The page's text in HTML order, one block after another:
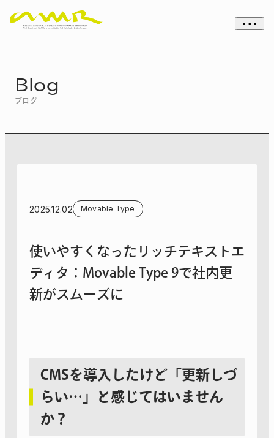
• • •
Blog
ブログ
2025.12.02 Movable Type
使いやすくなったリッチテキストエ
ディタ：Movable Type 9で社内更
新がスムーズに
CMSを導入したけど「更新しづ
らい…」と感じてはいません
か？